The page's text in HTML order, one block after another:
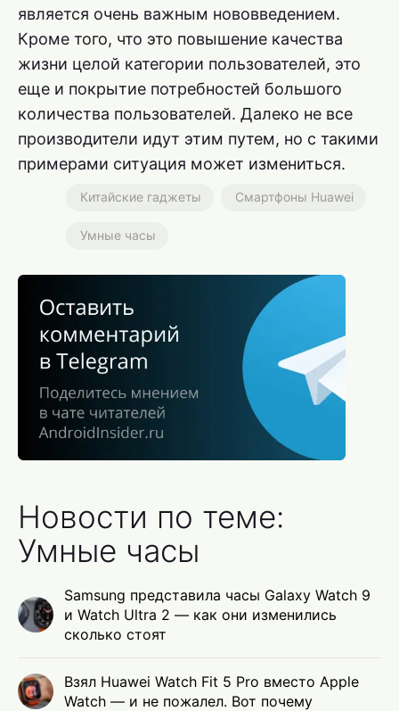
является очень важным нововведением.
Кроме того, что это повышение качества
жизни целой категории пользователей, это
еще и покрытие потребностей большого
количества пользователей. Далеко не все
производители идут этим путем, но с такими
примерами ситуация может измениться.
Китайские гаджеты Смартфоны Huawei
Умные часы
Новости по теме:
Умные часы
Samsung представила часы Galaxy Watch 9
и Watch Ultra 2 — как они изменились
сколько стоят
Взял Huawei Watch Fit 5 Pro вместо Apple
Watch — и не пожалел. Вот почему